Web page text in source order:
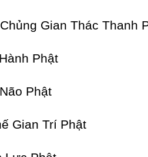
Gian Thác Thanh
Phật
Phật
Gian Trí Phật